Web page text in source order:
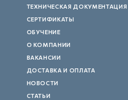
ТЕХНИЧЕСКАЯ ДОКУМЕНТАЦИЯ
СЕРТИФИКАТЫ
ОБУЧЕНИЕ
О КОМПАНИИ
ВАКАНСИИ
ДОСТАВКА И ОПЛАТА
НОВОСТИ
СТАТЬИ